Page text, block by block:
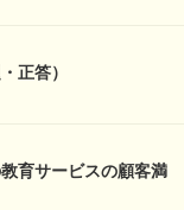
正答）
育サービスの顧客満